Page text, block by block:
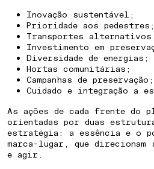
Inovação sustentável;
Prioridade aos pedestres;
Transportes alternativos;
Investimento em
Diversidade de energias;
Hortas comunitárias;
Campanhas de preservação;
Cuidado e integração a
As ações de cada frente do
orientadas por duas
estratégia: a essência e o
marca-lugar, que direcionam
e agir.